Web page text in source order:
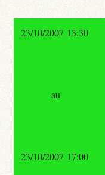
23/10/2007 13:30
au
23/10/2007 17:00